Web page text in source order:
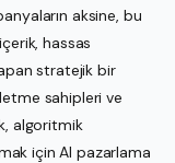
aksine, bu
hassas
stratejik bir
sahipleri ve
algoritmik
için AI pazarlama